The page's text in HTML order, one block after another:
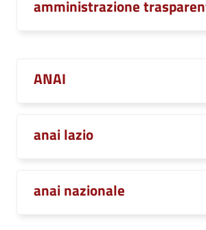
amministrazione
ANAI
anai lazio
anai nazionale